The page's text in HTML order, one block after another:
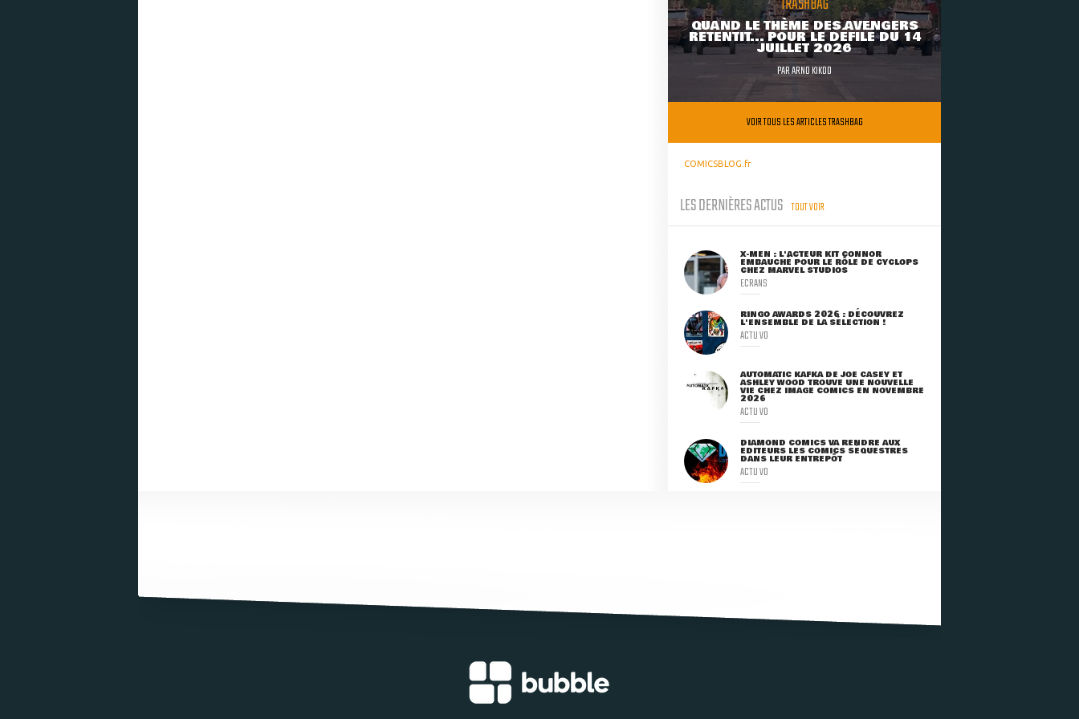
QUAND LE THÈME DES AVENGERS
RETENTIT... POUR LE DÉFILÉ DU 14
JUILLET 2026
PARARNO KIKOO
VOIR TOUS LES ARTICLES TRASHBAG
COMICSBLOG.fr
LES DERNIÈRES ACTUS TOUT VOIR
X-MEN : L'ACTEUR KIT CONNOR
EMBAUCHÉ POUR LE RÔLE DE CYCLOPS
CHEZ MARVEL STUDIOS
ECRANS
RINGO AWARDS 2026 : DÉCOUVREZ
L'ENSEMBLE DE LA SÉLECTION !
ACTU VO
AUTOMATIC KAFKA DE JOE CASEY ET
ASHLEY WOOD TROUVE UNE NOUVELLE
VIE CHEZ IMAGE COMICS EN NOVEMBRE
2026
ACTU VO
DIAMOND COMICS VA RENDRE AUX
ÉDITEURS LES COMICS SÉQUESTRÉS
DANS LEUR ENTREPÔT
ACTU VO